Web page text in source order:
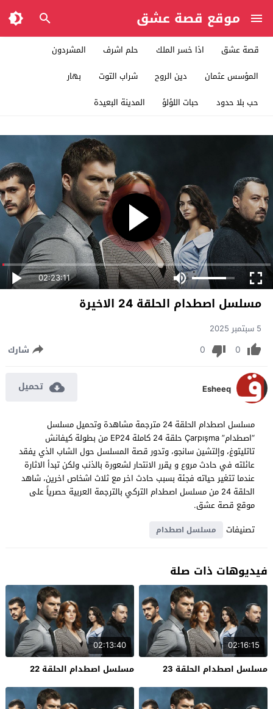
موقع قصة عشق
قصة عشق اذا خسر الملك حلم اشرف
المشردون
المؤسس عثمان
دين الروح شراب التوت
بهار
حب بلا حدود
حبات اللؤلؤ المدينة البعيدة
02:23:11
مسلسل اصطدام الحلقة 24 الاخيرة
5 سبتمبر 2025
0
0 شارك
Esheeq تحميل
مسلسل اصطدام الحلقة 24 مترجمة مشاهدة وتحميل مسلسل
“اصطدام” Çarpışma حلقة 24 كاملة EP24 من بطولة كيفانش
تاتليتوغ، وإلتشين سانجو، وتدور قصة المسلسل حول الشاب الذي يفقد
عائلته في حادث مروع و يقرر الانتحار لشعورة بالذنب ولكن تبدأ الاثارة
عندما تتغير حياته فجئة بسبب حادث اخر مع ثلاث اشخاص اخرين، شاهد
الحلقة 24 من مسلسل اصطدام التركي بالترجمة العربية حصرياً على
موقع قصة عشق.
تصنيفات
مسلسل اصطدام
فيديوهات ذات صلة
02:16:15
مسلسل اصطدام الحلقة 23
02:13:40
مسلسل اصطدام الحلقة 22